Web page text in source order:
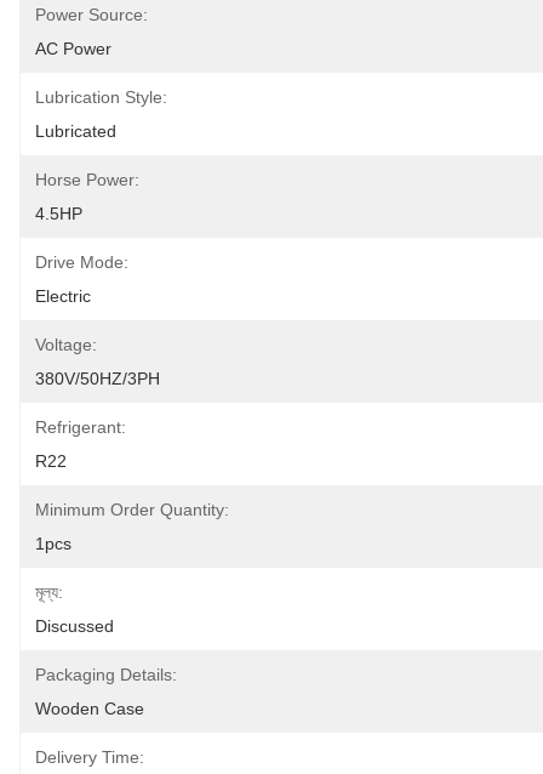
Power Source:
AC Power
Lubrication Style:
Lubricated
Horse Power:
4.5HP
Drive Mode:
Electric
Voltage:
380V/50HZ/3PH
Refrigerant:
R22
Minimum Order Quantity:
1pcs
মূল্য:
Discussed
Packaging Details:
Wooden Case
Delivery Time: